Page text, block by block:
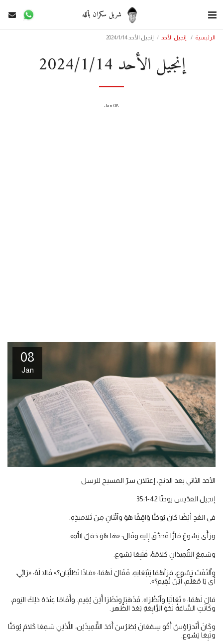
شربل سكران بألله
الرئيسية إنجيل الأحد إنجيل الأحد 2024/1/14
إنجيل الأحد 2024/1/14
08
Jan
08
Jan
الأحد الثاني بعد الدنح: إعتلان سرّ المسيح للرسل
إنجيل القدّيس يوحنّا 42-35:1
في الغَدِ أَيْضًا كَانَ يُوحَنَّا وَاقِفًا هُوَ وٱثْنَانِ مِنْ تَلاميذِهِ.
ورَأَى يَسُوعَ مَارًّا فَحَدَّقَ إِليهِ وقَال: «هَا هُوَ حَمَلُ الله».
وسَمِعَ التِّلْمِيذَانِ كَلامَهُ، فَتَبِعَا يَسُوع.
وٱلتَفَتَ يَسُوع، فرَآهُمَا يَتْبَعَانِهِ، فَقَالَ لَهُمَا: «مَاذَا تَطْلُبَان؟» قَالا لَهُ: «رَابِّي،
أَي يَا مُعَلِّم، أَيْنَ تُقِيم؟».
قالَ لَهُمَا: « تَعَالَيَا وٱنْظُرَا». فَذَهَبَا ونَظَرَا أَيْنَ يُقِيم. وأَقَامَا عِنْدَهُ ذلِكَ اليَوم،
وكَانَتِ السَّاعَةُ نَحْوَ الرَّابِعَةِ بَعْدَ الظُّهر.
وكَانَ أَنْدرَاوُسُ أَخُو سِمْعَانَ بُطْرُسَ أَحَدَ التِّلمِيذَيْن، اللَّذَيْنِ سَمِعَا كَلامَ يُوحَنَّا
وتَبِعَا يَسُوع.